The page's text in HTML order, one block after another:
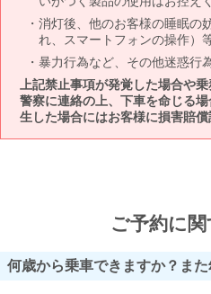
消灯後、他のお客様の睡眠の
れ、スマートフォンの操作）
暴力行為など、その他迷惑行
上記禁止事項が発覚した場合や
警察に連絡の上、下車を命じる
生した場合にはお客様に損害賠償
ご予約に
何歳から乗車できますか？ま